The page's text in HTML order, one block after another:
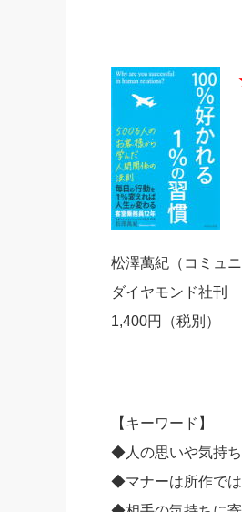
松澤萬紀（コミュ
ダイヤモンド社刊
1,400円（税別）
【キーワード】
◆人の思いや気持
◆マナーは所作で